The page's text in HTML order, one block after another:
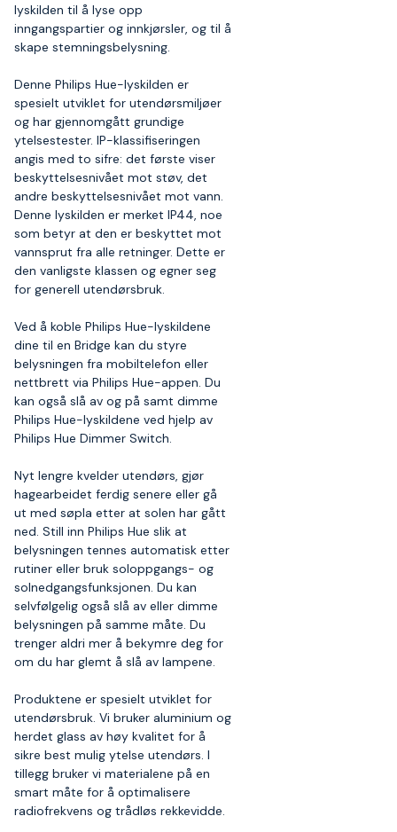
lyskilden til å lyse opp
inngangspartier og innkjørsler, og til å
skape stemningsbelysning.
Denne Philips Hue-lyskilden er
spesielt utviklet for utendørsmiljøer
og har gjennomgått grundige
ytelsestester. IP-klassifiseringen
angis med to sifre: det første viser
beskyttelsesnivået mot støv, det
andre beskyttelsesnivået mot vann.
Denne lyskilden er merket IP44, noe
som betyr at den er beskyttet mot
vannsprut fra alle retninger. Dette er
den vanligste klassen og egner seg
for generell utendørsbruk.
Ved å koble Philips Hue-lyskildene
dine til en Bridge kan du styre
belysningen fra mobiltelefon eller
nettbrett via Philips Hue-appen. Du
kan også slå av og på samt dimme
Philips Hue-lyskildene ved hjelp av
Philips Hue Dimmer Switch.
Nyt lengre kvelder utendørs, gjør
hagearbeidet ferdig senere eller gå
ut med søpla etter at solen har gått
ned. Still inn Philips Hue slik at
belysningen tennes automatisk etter
rutiner eller bruk soloppgangs- og
solnedgangsfunksjonen. Du kan
selvfølgelig også slå av eller dimme
belysningen på samme måte. Du
trenger aldri mer å bekymre deg for
om du har glemt å slå av lampene.
Produktene er spesielt utviklet for
utendørsbruk. Vi bruker aluminium og
herdet glass av høy kvalitet for å
sikre best mulig ytelse utendørs. I
tillegg bruker vi materialene på en
smart måte for å optimalisere
radiofrekvens og trådløs rekkevidde.